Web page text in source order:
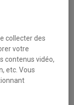
collecter des
votre
contenus vidéo,
etc. Vous